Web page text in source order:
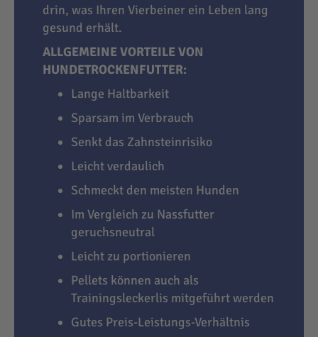
drin, was Ihren Vierbeiner ein Leben lang
gesund erhält.
ALLGEMEINE VORTEILE VON
HUNDETROCKENFUTTER:
Lange Haltbarkeit
Sparsam im Verbrauch
Senkt das Zahnsteinrisiko
Leicht verdaulich
Schmeckt den meisten Hunden
Im Vergleich zu Nassfutter
geruchsneutral
Leicht zu portionieren
Pellets können auch als
Trainingsleckerlis mitgeführt werden
Gutes Preis-Leistungs-Verhältnis